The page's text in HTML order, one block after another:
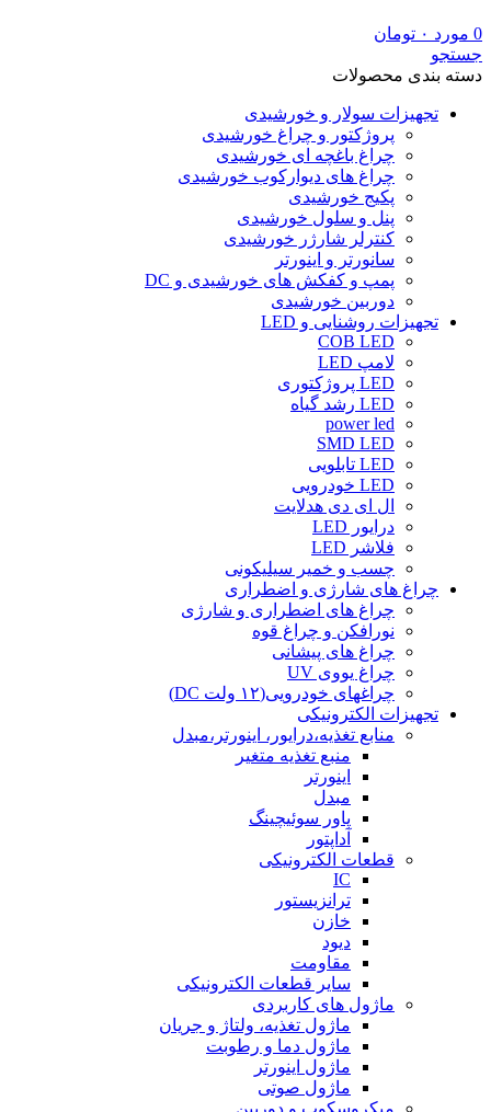
0 مورد ۰ تومان
جستجو
دسته بندی محصولات
تجهیزات سولار و خورشیدی
پروژکتور و چراغ خورشیدی
چراغ باغچه ای خورشیدی
چراغ های دیوارکوب خورشیدی
پکیج خورشیدی
پنل و سلول خورشیدی
کنترلر شارژر خورشیدی
سانورتر و اینورتر
پمپ و کفکش های خورشیدی و DC
دوربین خورشیدی
تجهیزات روشنایی و LED
COB LED
لامپ LED
LED پروژکتوری
LED رشد گیاه
power led
SMD LED
LED تابلویی
LED خودرویی
ال ای دی هدلایت
درایور LED
فلاشر LED
چسب و خمیر سیلیکونی
چراغ های شارژی و اضطراری
چراغ های اضطراری و شارژی
نورافکن و چراغ قوه
چراغ های پیشانی
چراغ یووی UV
چراغهای خودرویی(۱۲ ولت DC)
تجهیزات الکترونیکی
منابع تغذیه،درایور، اینورتر،مبدل
منبع تغذیه متغیر
اینورتر
مبدل
پاور سوئیچینگ
آداپتور
قطعات الکترونیکی
IC
ترانزیستور
خازن
دیود
مقاومت
سایر قطعات الکترونیکی
ماژول های کاربردی
ماژول تغذیه، ولتاژ و جریان
ماژول دما و رطوبت
ماژول اینورتر
ماژول صوتی
میکروسکوپ و دوربین